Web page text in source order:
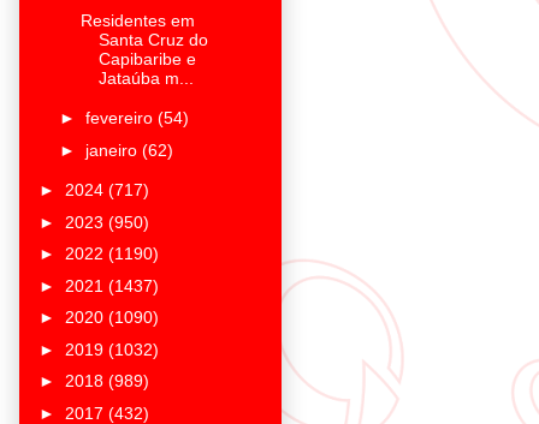
Residentes em
Santa Cruz do
Capibaribe e
Jataúba m...
► fevereiro (54)
► janeiro (62)
► 2024 (717)
► 2023 (950)
► 2022 (1190)
► 2021 (1437)
► 2020 (1090)
► 2019 (1032)
► 2018 (989)
► 2017 (432)